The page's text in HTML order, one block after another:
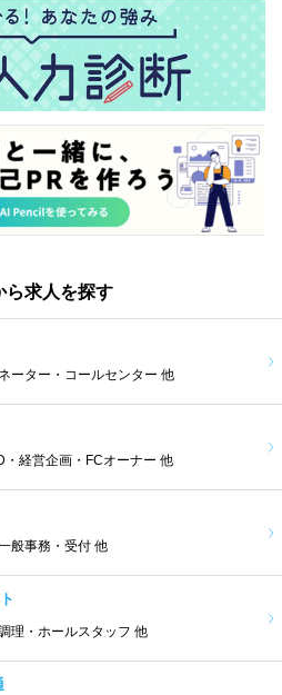
ら求人を探す
ーター・コールセンター 他
経営企画・FCオーナー 他
般事務・受付 他
理・ホールスタッフ 他